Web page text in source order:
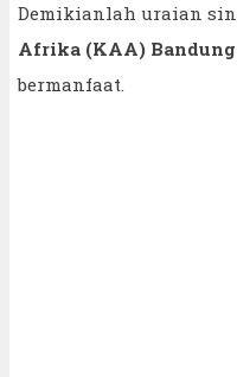
Demikianlah uraian
Afrika (KAA) Bandung
bermanfaat.